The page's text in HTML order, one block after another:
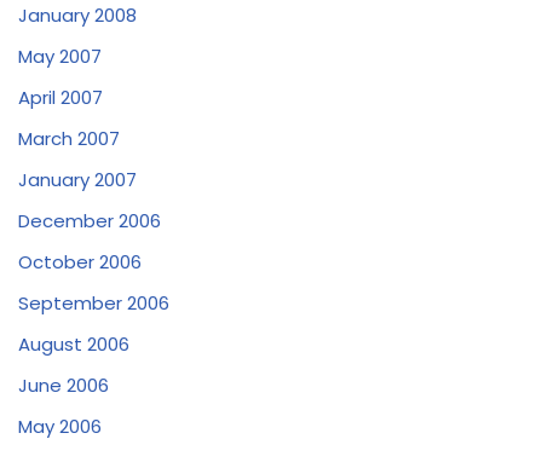
January 2008
May 2007
April 2007
March 2007
January 2007
December 2006
October 2006
September 2006
August 2006
June 2006
May 2006